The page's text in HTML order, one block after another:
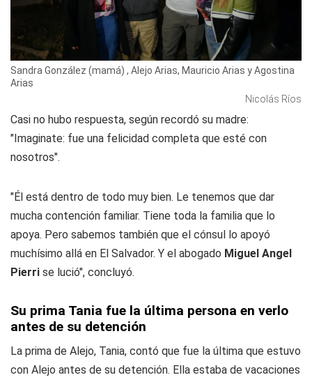
Sandra González (mamá) , Alejo Arias, Mauricio Arias y Agostina
Arias
Nicolás Ríos
Casi no hubo respuesta, según recordó su madre:
"Imaginate: fue una felicidad completa que esté con
nosotros".
"Él está dentro de todo muy bien. Le tenemos que dar
mucha contención familiar. Tiene toda la familia que lo
apoya. Pero sabemos también que el cónsul lo apoyó
muchísimo allá en El Salvador. Y el abogado Miguel Angel
Pierri se lució", concluyó.
Su prima Tania fue la última persona en verlo
antes de su detención
La prima de Alejo, Tania, contó que fue la última que estuvo
con Alejo antes de su detención. Ella estaba de vacaciones